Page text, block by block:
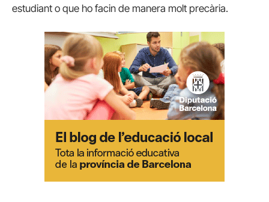
estudiant o que ho facin de manera molt precària.